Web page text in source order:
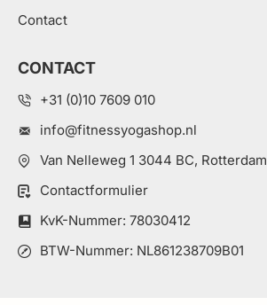
Contact
CONTACT
+31 (0)10 7609 010
info@fitnessyogashop.nl
Van Nelleweg 1 3044 BC, Rotterdam
Contactformulier
KvK-Nummer: 78030412
BTW-Nummer: NL861238709B01